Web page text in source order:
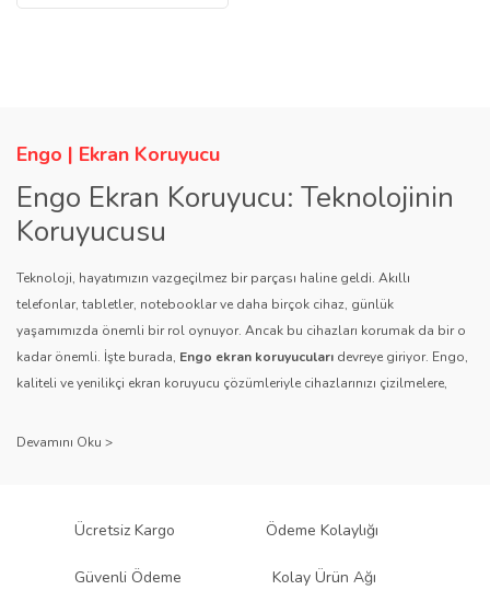
Engo | Ekran Koruyucu
Engo Ekran Koruyucu: Teknolojinin
Koruyucusu
Teknoloji, hayatımızın vazgeçilmez bir parçası haline geldi. Akıllı
telefonlar, tabletler, notebooklar ve daha birçok cihaz, günlük
yaşamımızda önemli bir rol oynuyor. Ancak bu cihazları korumak da bir o
kadar önemli. İşte burada, Engo ekran koruyucuları devreye giriyor. Engo,
kaliteli ve yenilikçi ekran koruyucu çözümleriyle cihazlarınızı çizilmelere,
sağlıyor.
Engo ekran koruyucuları
, uzun yıllara dayanan tecrübesi ve teknolojiye
ürününü titiz bir kalite kontrol sürecinden geçirir. Kullanıcı dostu tasarımı
Ücretsiz Kargo Ödeme Kolaylığı
Güvenli Ödeme Kolay Ürün Ağı